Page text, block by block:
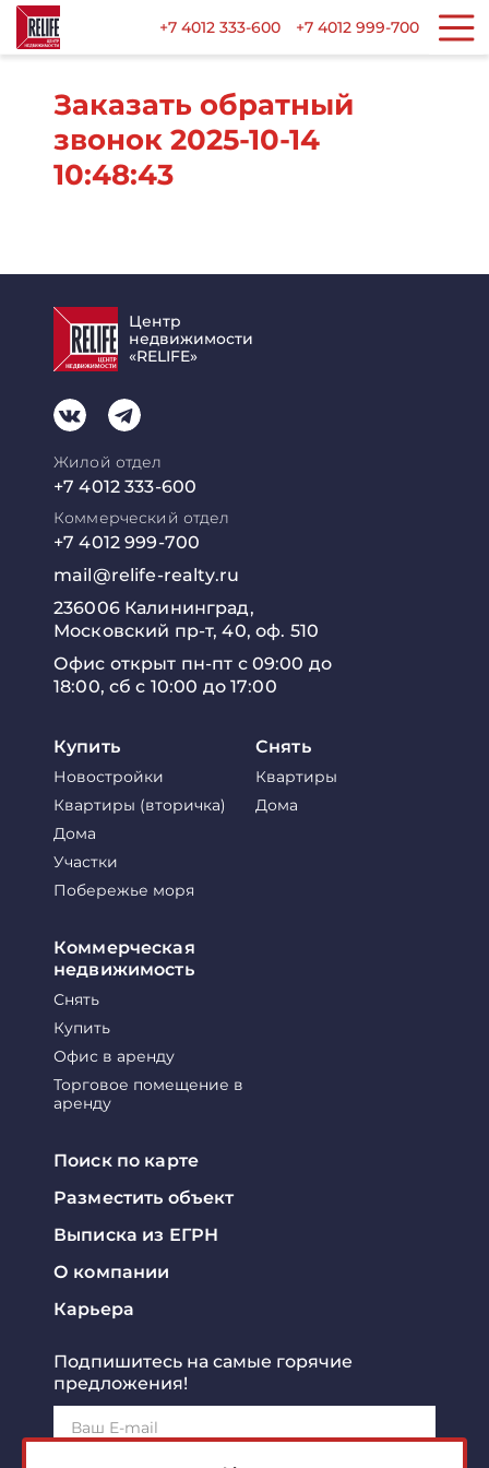
+7 4012 333-600 +7 4012 999-700
Заказать обратный
звонок 2025-10-14
10:48:43
Центр
недвижимости
«RELIFE»
Жилой отдел
+7 4012 333-600
Коммерческий отдел
+7 4012 999-700
mail@relife-realty.ru
236006 Калининград,
Московский пр-т, 40, оф. 510
Офис открыт пн-пт с 09:00 до
18:00, сб с 10:00 до 17:00
Купить
Новостройки
Квартиры (вторичка)
Дома
Участки
Побережье моря
Снять
Квартиры
Дома
Коммерческая
недвижимость
Снять
Купить
Офис в аренду
Торговое помещение в
аренду
Поиск по карте
Разместить объект
Выписка из ЕГРН
О компании
Карьера
Подпишитесь на самые горячие
предложения!